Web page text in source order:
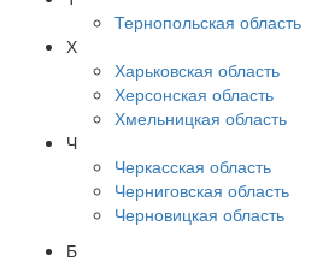
Тернопольская область
Х
Харьковская область
Херсонская область
Хмельницкая область
Ч
Черкасская область
Черниговская область
Черновицкая область
Б